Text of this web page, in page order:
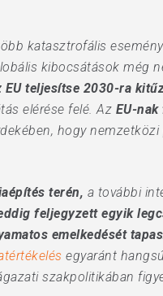
katasztrofális
kibocsátások még
EU teljesítse 2030-ra
elérése felé. Az EU-
hogy nemzetközi
terén, a további
feljegyzett egyik
emelkedését
egyaránt
szakpolitikában